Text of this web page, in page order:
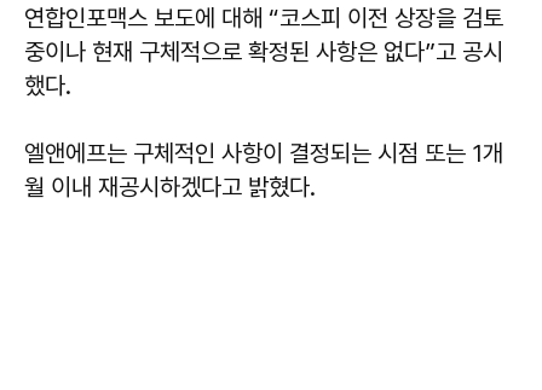
연합인포맥스 보도에 대해 “코스피 이전 상장을 검토
중이나 현재 구체적으로 확정된 사항은 없다”고 공시
했다.
엘앤에프는 구체적인 사항이 결정되는 시점 또는 1개
월 이내 재공시하겠다고 밝혔다.